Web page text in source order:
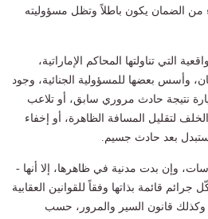
الضمان يكون باطلاً وتظل مسؤوليته
التي تناولتها المحاكم الإماراتية،
وأسس بعضها للمسؤولية الجنائية، وجود
نتيجة حادث مروري سابق، أو تلاعب
لتقليل المسافة الظاهرة، أو إخفاء
تُستبدل بعد حادث جسيم.
وإن بدت مدنية في ظاهرها، إلا أنها -
قائمة بذاتها وفقاً للقوانين العقابية
وكذلك قانون السير والمرور، حسب